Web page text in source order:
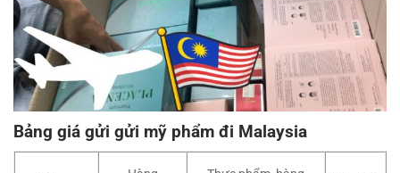
Bảng giá gửi gửi mỹ phẩm đi Malaysia